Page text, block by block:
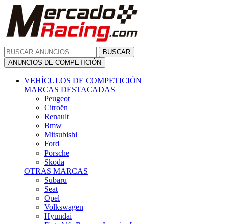
BUSCAR
ANUNCIOS DE COMPETICIÓN
VEHÍCULOS DE COMPETICIÓN
MARCAS DESTACADAS
Peugeot
Citroën
Renault
Bmw
Mitsubishi
Ford
Porsche
Skoda
OTRAS MARCAS
Subaru
Seat
Opel
Volkswagen
Hyundai